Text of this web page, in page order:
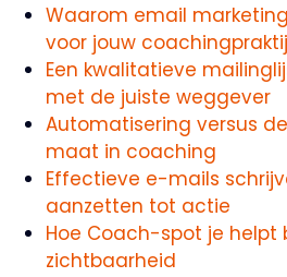
Waarom email
voor jouw
Een kwalitatieve
met de juiste weggever
Automatisering versus
maat in coaching
Effectieve e-mails
aanzetten tot actie
Hoe Coach-spot je helpt
zichtbaarheid